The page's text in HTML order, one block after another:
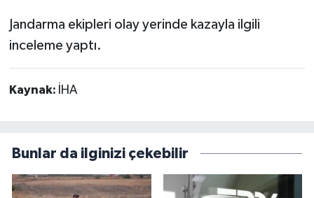
Jandarma ekipleri olay yerinde kazayla ilgili
inceleme yaptı.
Kaynak: İHA
Bunlar da ilginizi çekebilir